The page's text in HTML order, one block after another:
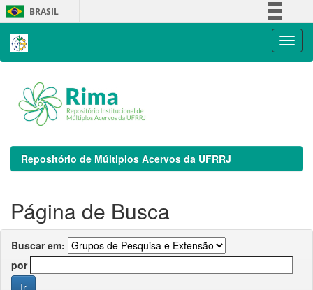
Skip
navigation
BRASIL
Repositório de Múltiplos Acervos da UFRRJ
Página de Busca
Buscar em:
por